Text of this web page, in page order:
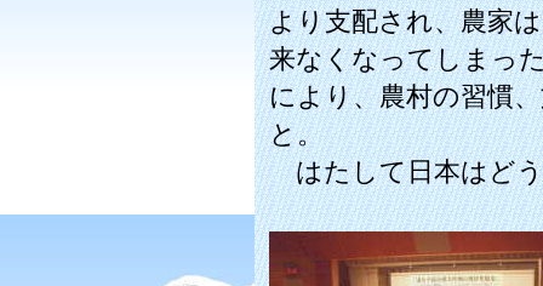
より支配され、農家
来なくなってしまっ
により、農村の習慣
と。
はたして日本はどう